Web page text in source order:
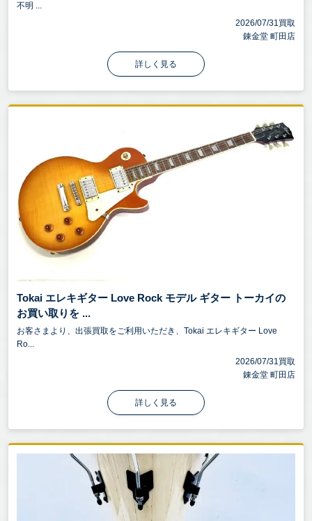
不明 ...
2026/07/31買取
錬金堂 町田店
詳しく見る
Tokai エレキギター Love Rock モデル ギター トーカイの
お買い取りを ...
お客さまより、出張買取をご利用いただき、Tokai エレキギター Love
Ro...
2026/07/31買取
錬金堂 町田店
詳しく見る